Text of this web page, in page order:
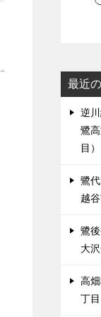
最近
逆
鷺
目）
鷺
越
鷺
大
高
丁目